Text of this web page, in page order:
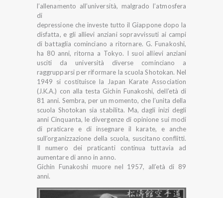
l’allenamento all’università, malgrado l’atmosfera
di
depressione che investe tutto il Giappone dopo la
disfatta, e gli allievi anziani sopravvissuti ai campi
di battaglia cominciano a ritornare. G. Funakoshi,
ha 80 anni, ritorna a Tokyo. I suoi allievi anziani
usciti da università diverse cominciano a
raggrupparsi per riformare la scuola Shotokan. Nel
1949 si costituisce la Japan Karate Association
(J.K.A.) con alla testa Gichin Funakoshi, dell’età di
81 anni. Sembra, per un momento, che l’unita della
scuola Shotokan sia stabilita. Ma, dagli inizi degli
anni Cinquanta, le divergenze di opinione sui modi
di praticare e di insegnare il karate, e anche
sull’organizzazione della scuola, suscitano conflitti.
Il numero dei praticanti continua tuttavia ad
aumentare di anno in anno.
Gichin Funakoshi muore nel 1957, all’età di 89
anni.